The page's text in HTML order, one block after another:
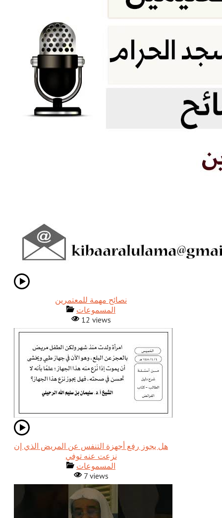
نصائح مهمة للمعتمرين
المسموعات
12 views
هل يجوز رفع أجهزة التنفس عن المريض الذي إن
نزعت عنه توفي
المسموعات
7 views